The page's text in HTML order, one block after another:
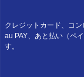
クレジットカード、コ
au PAY、あと払い（ペ
す。